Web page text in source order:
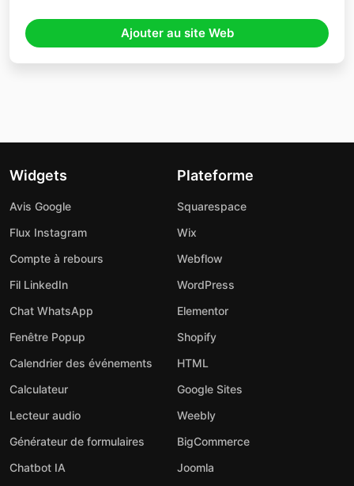
Ajouter au site Web
Widgets
Avis Google
Flux Instagram
Compte à rebours
Fil LinkedIn
Chat WhatsApp
Fenêtre Popup
Calendrier des événements
Calculateur
Lecteur audio
Générateur de formulaires
Chatbot IA
Plateforme
Squarespace
Wix
Webflow
WordPress
Elementor
Shopify
HTML
Google Sites
Weebly
BigCommerce
Joomla